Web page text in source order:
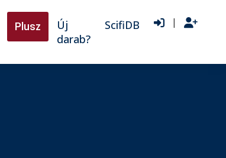
Plusz
Új
darab?
ScifiDB |